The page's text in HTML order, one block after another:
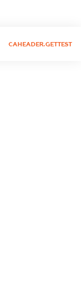
CAHEADER.GETTEST